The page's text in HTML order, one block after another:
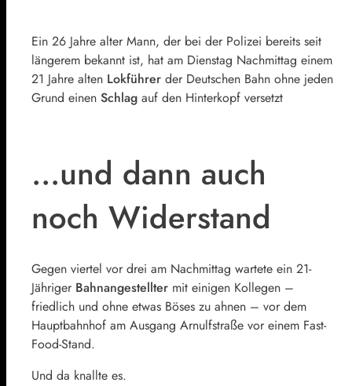
Ein 26 Jahre alter Mann, der bei der Polizei bereits seit
längerem bekannt ist, hat am Dienstag Nachmittag einem
21 Jahre alten Lokführer der Deutschen Bahn ohne jeden
Grund einen Schlag auf den Hinterkopf versetzt
…und dann auch
noch Widerstand
Gegen viertel vor drei am Nachmittag wartete ein 21-
Jähriger Bahnangestellter mit einigen Kollegen –
friedlich und ohne etwas Böses zu ahnen – vor dem
Hauptbahnhof am Ausgang Arnulfstraße vor einem Fast-
Food-Stand.
Und da knallte es.